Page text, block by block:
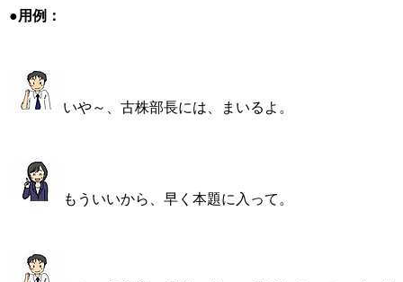
●用例：
いや～、古株部長には、まいるよ。
もういいから、早く本題に入って。